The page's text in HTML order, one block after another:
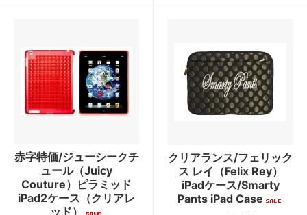
赤字特価/ジューシークチ
ュール（Juicy
Couture）ピラミッド
iPad2ケース（クリアレ
ッド）
クリアランス/フェリック
ス レイ（Felix Rey）
iPadケース/Smarty
Pants iPad Case